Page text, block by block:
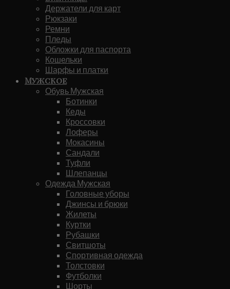
Держатели для карт
Рюкзаки
Ремни
Пледы
Обложки для паспорта
Кошельки
Шарфы и платки
Мужское
Обувь Мужская
Ботинки
Кеды
Кроссовки
Лоферы
Мокасины
Сандали
Туфли
Шлепанцы
Одежда Мужская
Головные уборы
Джинсы и брюки
Жилеты
Куртки
Рубашки
Свитшоты
Спортивная одежда
Толстовки
Футболки
Шорты